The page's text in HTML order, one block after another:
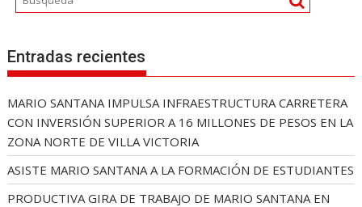
Entradas recientes
MARIO SANTANA IMPULSA INFRAESTRUCTURA CARRETERA
CON INVERSIÓN SUPERIOR A 16 MILLONES DE PESOS EN LA
ZONA NORTE DE VILLA VICTORIA
ASISTE MARIO SANTANA A LA FORMACIÓN DE ESTUDIANTES
PRODUCTIVA GIRA DE TRABAJO DE MARIO SANTANA EN